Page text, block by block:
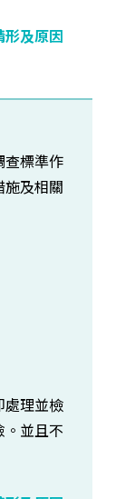
查標準作
施及相關
處理並檢
並且不